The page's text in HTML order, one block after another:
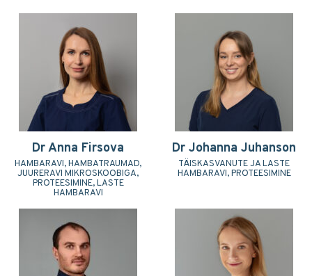
Dr Anna Firsova
HAMBARAVI, HAMBATRAUMAD,
JUURERAVI MIKROSKOOBIGA,
PROTEESIMINE, LASTE
HAMBARAVI
Dr Johanna Juhanson
TÄISKASVANUTE JA LASTE
HAMBARAVI, PROTEESIMINE